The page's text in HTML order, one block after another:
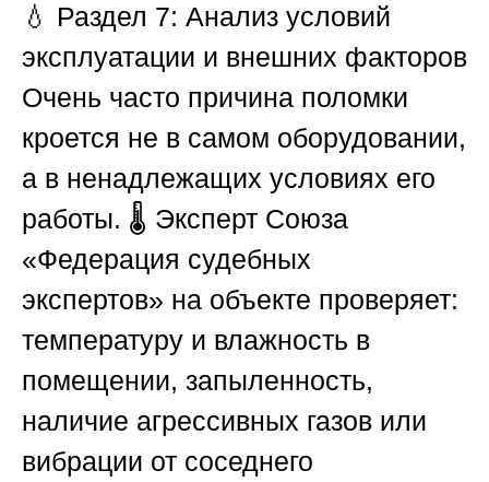
💧 Раздел 7: Анализ условий
эксплуатации и внешних факторов
Очень часто причина поломки
кроется не в самом оборудовании,
а в ненадлежащих условиях его
работы. 🌡️ Эксперт Союза
«Федерация судебных
экспертов» на объекте проверяет:
температуру и влажность в
помещении, запыленность,
наличие агрессивных газов или
вибрации от соседнего